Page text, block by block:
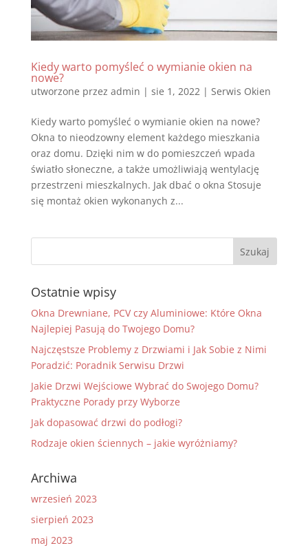
Kiedy warto pomyśleć o wymianie okien na
nowe?
utworzone przez admin | sie 1, 2022| Serwis Okien
Kiedy warto pomyśleć o wymianie okien na nowe?
Okna to nieodzowny element każdego mieszkania
oraz domu. Dzięki nim w do pomieszczeń wpada
światło słoneczne, a także umożliwiają wentylację
przestrzeni mieszkalnych. Jak dbać o okna Stosuje
się montaż okien wykonanych z...
Ostatnie wpisy
Okna Drewniane, PCV czy Aluminiowe: Które Okna
Najlepiej Pasują do Twojego Domu?
Najczęstsze Problemy z Drzwiami i Jak Sobie z Nimi
Poradzić: Poradnik Serwisu Drzwi
Jakie Drzwi Wejściowe Wybrać do Swojego Domu?
Praktyczne Porady przy Wyborze
Jak dopasować drzwi do podłogi?
Rodzaje okien ściennych – jakie wyróżniamy?
Archiwa
wrzesień 2023
sierpień 2023
maj 2023